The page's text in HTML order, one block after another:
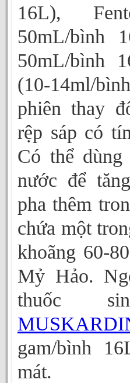
16L),
50mL/bình
50mL/bình
(10-14ml/
phiên thay
rệp sáp có
Có thể
nước để
pha thêm
chứa một
khoãng 60-
Mỷ Hảo.
thuốc
gam/bình
mát.